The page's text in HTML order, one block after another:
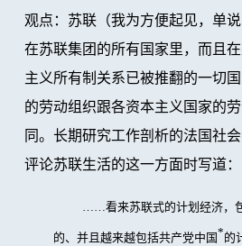
观点：苏联（我为方便起见，单
在苏联集团的所有国家里，而且
主义所有制关系已被推翻的一切国
的劳动组织跟各资本主义国家的
同。长期研究工作剖析的法国社
评论苏联生活的这一方面时写道：
……看来苏联式的计划经济，
的、并且越来越包括共产党中国*的